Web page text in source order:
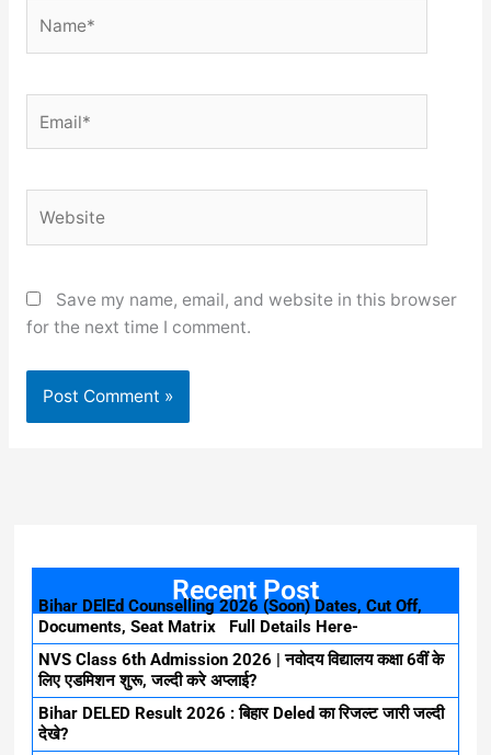
Save my name, email, and website in this browser
for the next time I comment.
Recent Post
Bihar DElEd Counselling 2026 (Soon) Dates, Cut Off,
Documents, Seat Matrix Full Details Here-
NVS Class 6th Admission 2026 | नवोदय विद्यालय कक्षा 6वीं के
लिए एडमिशन शुरू, जल्दी करे अप्लाई?
Bihar DELED Result 2026 : बिहार Deled का रिजल्ट जारी जल्दी
देखे?